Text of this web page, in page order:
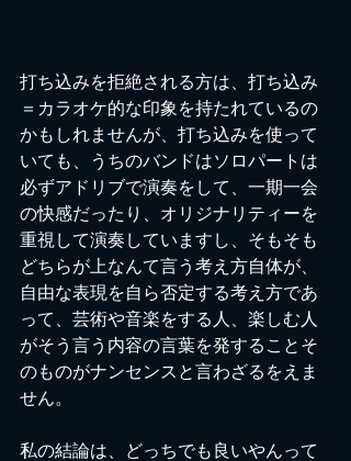
打ち込みを拒絶される方は、打ち込み
＝カラオケ的な印象を持たれているの
かもしれませんが、打ち込みを使って
いても、うちのバンドはソロパートは
必ずアドリブで演奏をして、一期一会
の快感だったり、オリジナリティーを
重視して演奏していますし、そもそも
どちらが上なんて言う考え方自体が、
自由な表現を自ら否定する考え方であ
って、芸術や音楽をする人、楽しむ人
がそう言う内容の言葉を発することそ
のものがナンセンスと言わざるをえま
せん。
私の結論は、どっちでも良いやんって